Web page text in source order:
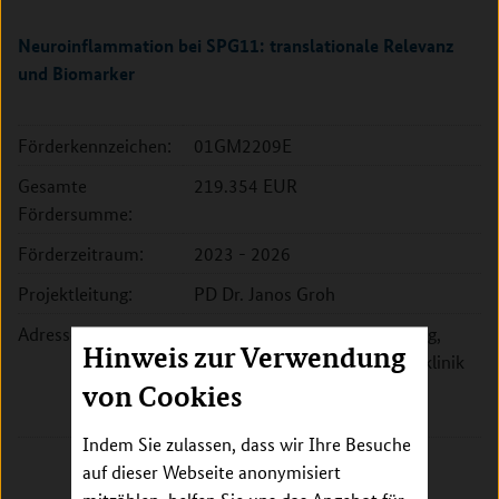
Hinweis zur Verwendung
von Cookies
Indem Sie zulassen, dass wir Ihre Besuche
auf dieser Webseite anonymisiert
Neuroinflammation bei SPG11: translationale Relevanz
und Biomarker
Förderkennzeichen:
01GM2209E
Gesamte
Fördersumme:
219.354 EUR
Förderzeitraum:
2023 - 2026
Projektleitung:
PD Dr. Janos Groh
Adresse:
Universitätsklinikum Würzburg,
Neurologische Klinik und Poliklinik
Josef-Schneider-Str. 11